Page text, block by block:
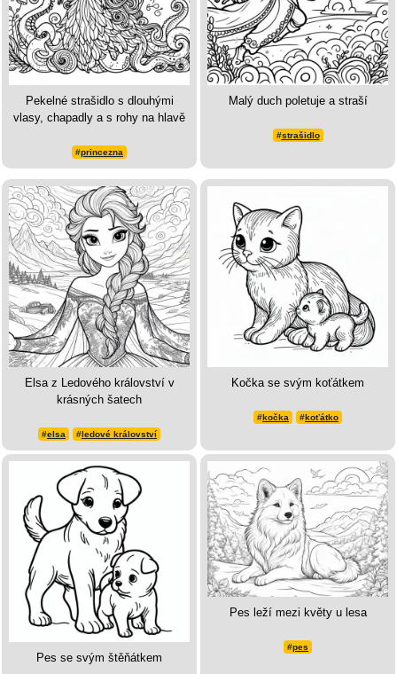
Pekelné strašidlo s dlouhými
vlasy, chapadly a s rohy na hlavě
#princezna
Malý duch poletuje a straší
#strašidlo
Elsa z Ledového království v
krásných šatech
#elsa # ledové království
Kočka se svým koťátkem
#kočka #koťátko
Pes se svým štěňátkem
Pes leží mezi květy u lesa
#pes